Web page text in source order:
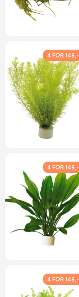
4 FOR 149,-
4 FOR 149,-
4 FOR 149,-